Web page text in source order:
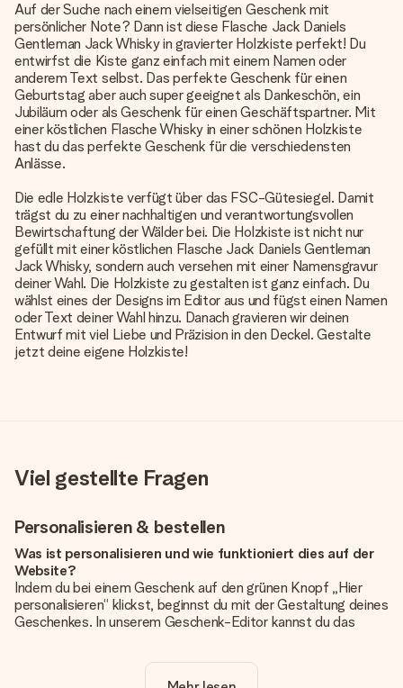
Auf der Suche nach einem vielseitigen Geschenk mit
persönlicher Note? Dann ist diese Flasche Jack Daniels
Gentleman Jack Whisky in gravierter Holzkiste perfekt! Du
entwirfst die Kiste ganz einfach mit einem Namen oder
anderem Text selbst. Das perfekte Geschenk für einen
Geburtstag aber auch super geeignet als Dankeschön, ein
Jubiläum oder als Geschenk für einen Geschäftspartner. Mit
einer köstlichen Flasche Whisky in einer schönen Holzkiste
hast du das perfekte Geschenk für die verschiedensten
Anlässe.
Die edle Holzkiste verfügt über das FSC-Gütesiegel. Damit
trägst du zu einer nachhaltigen und verantwortungsvollen
Bewirtschaftung der Wälder bei. Die Holzkiste ist nicht nur
gefüllt mit einer köstlichen Flasche Jack Daniels Gentleman
Jack Whisky, sondern auch versehen mit einer Namensgravur
deiner Wahl. Die Holzkiste zu gestalten ist ganz einfach. Du
wählst eines der Designs im Editor aus und fügst einen Namen
oder Text deiner Wahl hinzu. Danach gravieren wir deinen
Entwurf mit viel Liebe und Präzision in den Deckel. Gestalte
jetzt deine eigene Holzkiste!
Viel gestellte Fragen
Personalisieren & bestellen
Was ist personalisieren und wie funktioniert dies auf der
Website?
Indem du bei einem Geschenk auf den grünen Knopf „Hier
personalisieren“ klickst, beginnst du mit der Gestaltung deines
Geschenkes. In unserem Geschenk-Editor kannst du das
noch eines unserer angebotenen Designs, um deinem